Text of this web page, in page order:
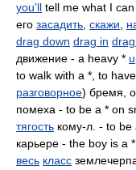
you'll tell me what I
его засадить скажи
drag down drag in
движение - a heavy *
to walk with a *, to
разговорное) бремя,
помеха - to be a * on
тягость кому-л. - to be
карьере - the boy is a
весь класс